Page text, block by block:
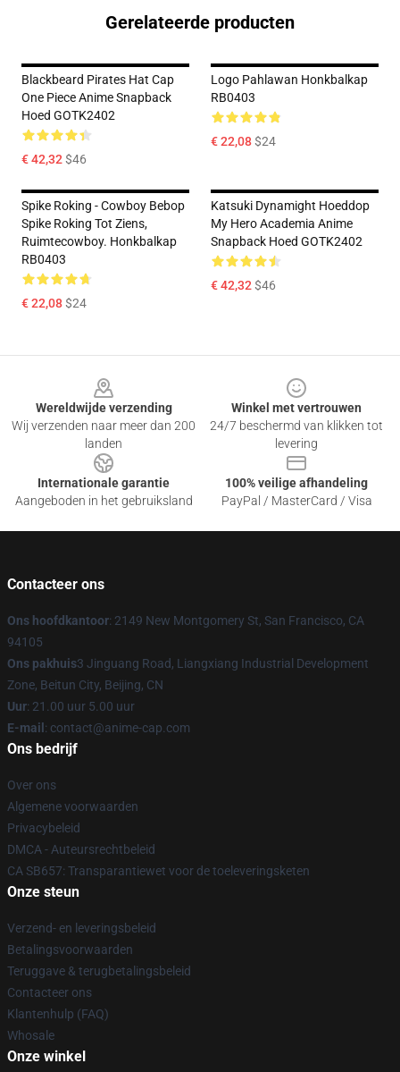
Gerelateerde producten
Blackbeard Pirates Hat Cap
One Piece Anime Snapback
Hoed GOTK2402
€ 42,32$46
Logo Pahlawan Honkbalkap
RB0403
€ 22,08$24
Spike Roking - Cowboy Bebop
Spike Roking Tot Ziens,
Ruimtecowboy. Honkbalkap
RB0403
€ 22,08$24
Katsuki Dynamight Hoeddop
My Hero Academia Anime
Snapback Hoed GOTK2402
€ 42,32$46
Wereldwijde verzending
Wij verzenden naar meer dan 200
landen
Winkel met vertrouwen
24/7 beschermd van klikken tot
levering
Internationale garantie
Aangeboden in het gebruiksland
100% veilige afhandeling
PayPal / MasterCard / Visa
Contacteer ons
Ons hoofdkantoor: 2149 New Montgomery St, San Francisco, CA
94105
Ons pakhuis3 Jinguang Road, Liangxiang Industrial Development
Zone, Beitun City, Beijing, CN
Uur: 21.00 uur 5.00 uur
E-mail : contact@anime-cap.com
Ons bedrijf
Over ons
Algemene voorwaarden
Privacybeleid
DMCA - Auteursrechtbeleid
CA SB657: Transparantiewet voor de toeleveringsketen
Onze steun
Verzend- en leveringsbeleid
Betalingsvoorwaarden
Teruggave & terugbetalingsbeleid
Contacteer ons
Klantenhulp (FAQ)
Whosale
Onze winkel